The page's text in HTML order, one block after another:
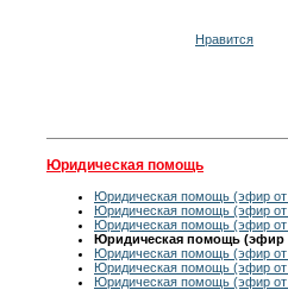
Нравится
Юридическая помощь
Юридическая помощь (эфир от
Юридическая помощь (эфир от
Юридическая помощь (эфир от
Юридическая помощь (эфир
Юридическая помощь (эфир от
Юридическая помощь (эфир от
Юридическая помощь (эфир от